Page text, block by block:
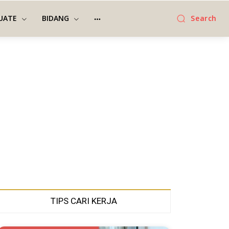
BIDANG Search
TIPS CARI KERJA